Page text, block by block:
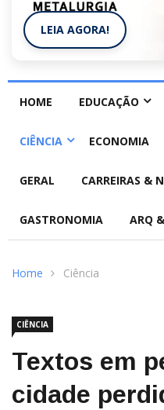
LEIA AGORA!
HOME EDUCAÇÃO
CIÊNCIA ECONOMIA
GERAL CARREIRAS &
GASTRONOMIA ARQ
Home Ciência
CIÊNCIA
Textos em
cidade